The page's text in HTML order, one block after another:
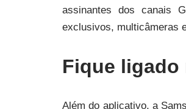
assinantes dos canais
exclusivos, multicâmeras
Fique ligado
Além do aplicativo, a